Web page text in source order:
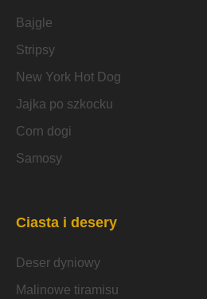
Bajgle
Stripsy
New York Hot Dog
Jajka po szkocku
Corn dogi
Samosy
Ciasta i desery
Deser dyniowy
Malinowe tiramisu